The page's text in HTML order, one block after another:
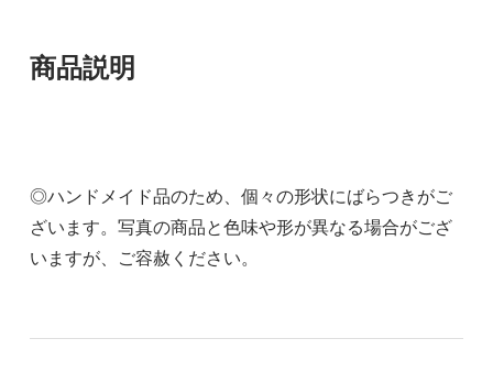
商品説明
◎ハンドメイド品のため、個々の形状にばらつきがご
ざいます。写真の商品と色味や形が異なる場合がござ
いますが、ご容赦ください。